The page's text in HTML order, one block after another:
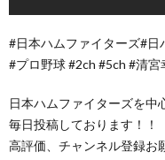
#日本ハムファイターズ#日
#プロ野球 #2ch #5ch #清
日本ハムファイターズを中
毎日投稿しております！！
高評価、チャンネル登録お